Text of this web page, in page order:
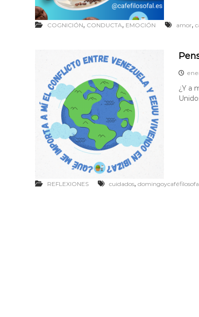
COGNICIÓN, CONDUCTA, EMOCIÓN amor,
¿Y a
REFLEXIONES cuidados,